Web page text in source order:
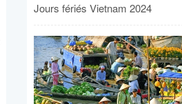
Jours fériés Vietnam 2024